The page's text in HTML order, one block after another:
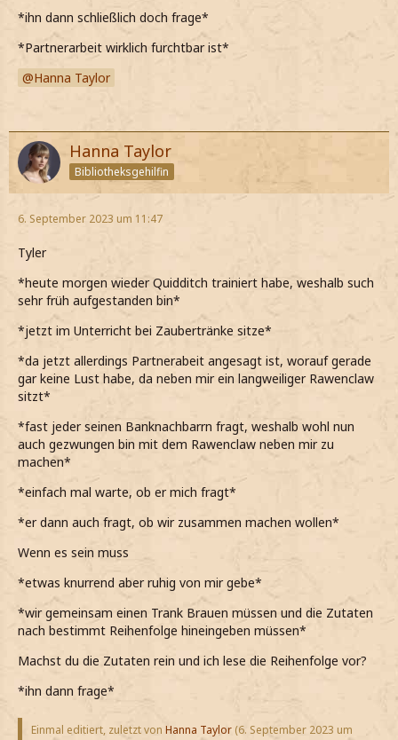
*ihn dann schließlich doch frage*
*Partnerarbeit wirklich furchtbar ist*
Hanna Taylor
Hanna Taylor
Bibliotheksgehilfin
6. September 2023 um 11:47
Tyler
*heute morgen wieder Quidditch trainiert habe, weshalb such
sehr früh aufgestanden bin*
*jetzt im Unterricht bei Zaubertränke sitze*
*da jetzt allerdings Partnerabeit angesagt ist, worauf gerade
gar keine Lust habe, da neben mir ein langweiliger Rawenclaw
sitzt*
*fast jeder seinen Banknachbarrn fragt, weshalb wohl nun
auch gezwungen bin mit dem Rawenclaw neben mir zu
machen*
*einfach mal warte, ob er mich fragt*
*er dann auch fragt, ob wir zusammen machen wollen*
Wenn es sein muss
*etwas knurrend aber ruhig von mir gebe*
*wir gemeinsam einen Trank Brauen müssen und die Zutaten
nach bestimmt Reihenfolge hineingeben müssen*
Machst du die Zutaten rein und ich lese die Reihenfolge vor?
*ihn dann frage*
Einmal editiert, zuletzt von Hanna Taylor (6. September 2023 um